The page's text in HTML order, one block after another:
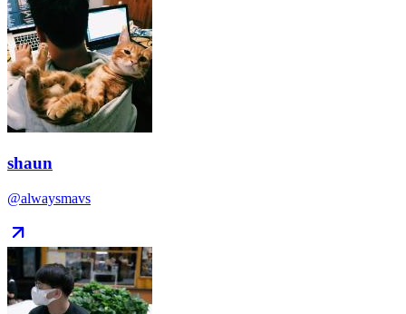
shaun
@alwaysmavs